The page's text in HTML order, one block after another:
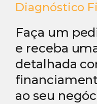
Diagnóstico
Faça um
e receba
detalhada
ao seu